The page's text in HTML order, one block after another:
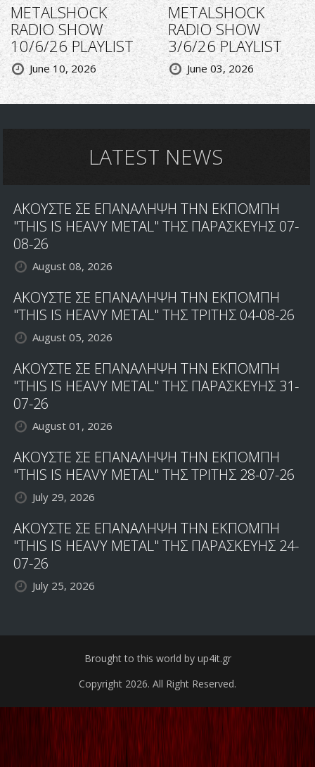
METALSHOCK
RADIO SHOW
10/6/26 PLAYLIST
June 10, 2026
METALSHOCK
RADIO SHOW
3/6/26 PLAYLIST
June 03, 2026
LATEST NEWS
ΑΚΟΥΣΤΕ ΣΕ ΕΠΑΝΑΛΗΨΗ ΤΗΝ ΕΚΠΟΜΠΗ
"THIS IS HEAVY METAL" ΤΗΣ ΠΑΡΑΣΚΕΥΗΣ 07-
08-26
August 08, 2026
ΑΚΟΥΣΤΕ ΣΕ ΕΠΑΝΑΛΗΨΗ ΤΗΝ ΕΚΠΟΜΠΗ
"THIS IS HEAVY METAL" ΤΗΣ ΤΡΙΤΗΣ 04-08-26
August 05, 2026
ΑΚΟΥΣΤΕ ΣΕ ΕΠΑΝΑΛΗΨΗ ΤΗΝ ΕΚΠΟΜΠΗ
"THIS IS HEAVY METAL" ΤΗΣ ΠΑΡΑΣΚΕΥΗΣ 31-
07-26
August 01, 2026
ΑΚΟΥΣΤΕ ΣΕ ΕΠΑΝΑΛΗΨΗ ΤΗΝ ΕΚΠΟΜΠΗ
"THIS IS HEAVY METAL" ΤΗΣ ΤΡΙΤΗΣ 28-07-26
July 29, 2026
ΑΚΟΥΣΤΕ ΣΕ ΕΠΑΝΑΛΗΨΗ ΤΗΝ ΕΚΠΟΜΠΗ
"THIS IS HEAVY METAL" ΤΗΣ ΠΑΡΑΣΚΕΥΗΣ 24-
07-26
July 25, 2026
Brought to this world by up4it.gr
Copyright 2026. All Right Reserved.